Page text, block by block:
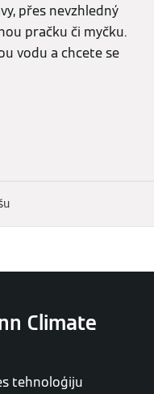
přes nevzhledný
pračku či myčku.
vodu a chcete se
Climate
tehnoloģiju